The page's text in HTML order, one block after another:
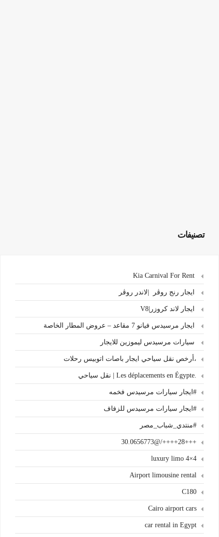
تصنيفات
ايجار رنج روڤر |لاندر روڤر
ايجار لاند كروزر|V8
ايجار مرسيدس فيانو 7 مقاعد – عروض المطار الخاصة
سيارات مرسيدس ليموزين للايجار
،أرخص نقل سياحي ايجار باصات اتوبيس رحلات
.Les déplacements en Égypte | نقل سياحي
#ايجار سيارات مرسيدس فخمه
#ايجار سيارات مرسيدس للزفاف
#منتدي_شباب_مصر
+++28++++/@30.0656773
4×4 luxury limo
Airport limousine rental
C180
Cairo airport cars
car rental in Egypt